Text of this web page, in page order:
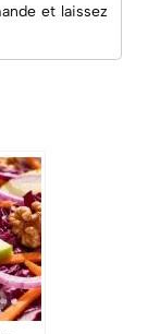
et laissez